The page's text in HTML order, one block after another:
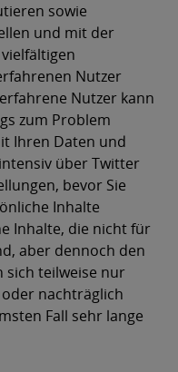
sowie
und mit der
Nutzer
Nutzer kann
zum Problem
Ihren Daten und
über Twitter
bevor Sie
Inhalte
Inhalte, die nicht für
aber dennoch den
sich teilweise nur
nachträglich
Fall sehr lange